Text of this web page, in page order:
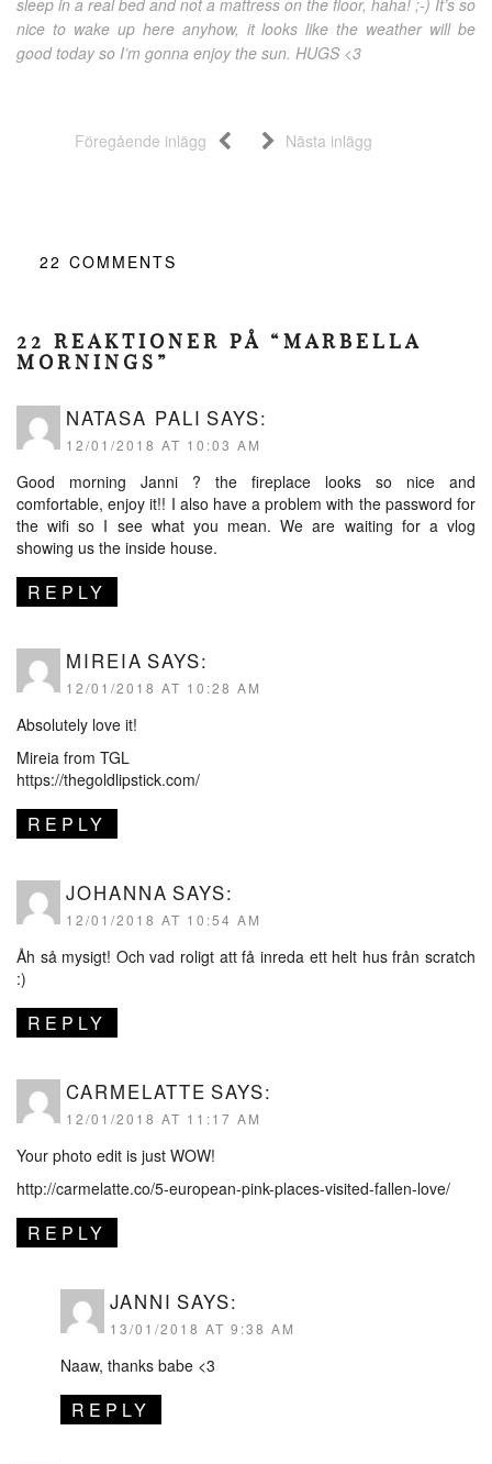
sleep in a real bed and not a mattress on the floor, haha! ;-) It’s so
nice to wake up here anyhow, it looks like the weather will be
good today so I’m gonna enjoy the sun. HUGS <3
Föregående inlägg Nästa inlägg
22 COMMENTS
22 REAKTIONER PÅ “MARBELLA
MORNINGS”
NATASA PALI SAYS:
12/01/2018 AT 10:03 AM
Good morning Janni ? the fireplace looks so nice and
comfortable, enjoy it!! I also have a problem with the password for
the wifi so I see what you mean. We are waiting for a vlog
showing us the inside house.
REPLY
MIREIA SAYS:
12/01/2018 AT 10:28 AM
Absolutely love it!
Mireia from TGL
https://thegoldlipstick.com/
REPLY
JOHANNA SAYS:
12/01/2018 AT 10:54 AM
Åh så mysigt! Och vad roligt att få inreda ett helt hus från scratch
:)
REPLY
CARMELATTE SAYS:
12/01/2018 AT 11:17 AM
Your photo edit is just WOW!
http://carmelatte.co/5-european-pink-places-visited-fallen-love/
REPLY
JANNI SAYS:
13/01/2018 AT 9:38 AM
Naaw, thanks babe <3
REPLY